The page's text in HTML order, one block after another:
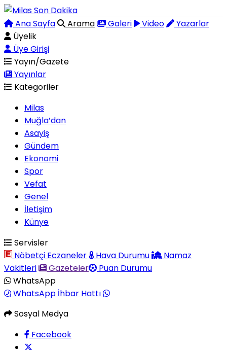
Ana Sayfa Arama Galeri Video
Yazarlar
Üyelik
Üye Girişi
Yayın/Gazete
Yayınlar
Kategoriler
Milas
Muğla’dan
Asayiş
Gündem
Ekonomi
Spor
Vefat
Genel
İletişim
Künye
Servisler
Nöbetçi Eczaneler
Hava Durumu
Namaz
Vakitleri
Gazeteler
Puan Durumu
WhatsApp
WhatsApp İhbar Hattı
Sosyal Medya
Facebook